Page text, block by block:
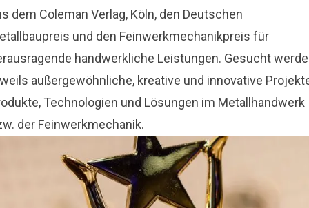
dem Coleman Verlag, Köln, den Deutschen
und den Feinwerkmechanikpreis für
handwerkliche Leistungen. Gesucht
außergewöhnliche, kreative und innovative
Technologien und Lösungen im Metallhandwerk
der Feinwerkmechanik.